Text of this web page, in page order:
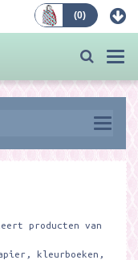
(0)
producten van
kleurboeken,